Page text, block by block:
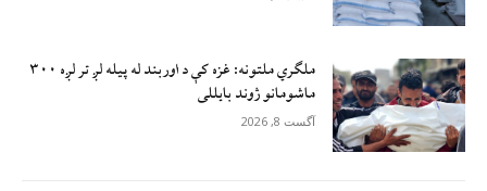
ملګري ملتونه: غزه کې د اوربند له پیله لږ تر لږه ۳۰۰
ماشومانو ژوند بايللی
آگست 8, 2026